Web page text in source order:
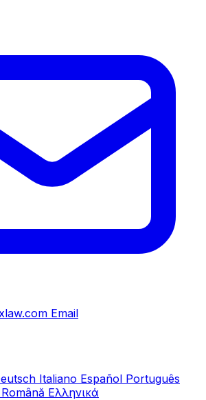
Email
Italiano Español Português
Română Ελληνικά